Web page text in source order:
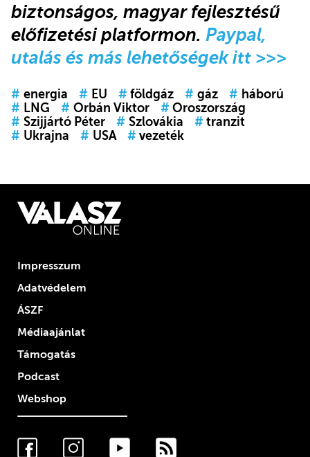
biztonságos, magyar fejlesztésű
előfizetési platformon. Paypal,
utalás és más lehetőségek itt >>>
# energia # EU # földgáz # gáz # háború
# LNG # Orbán Viktor # Oroszország
# Szijjártó Péter # Szlovákia # tranzit
# Ukrajna # USA # vezeték
Impresszum
Adatvédelem
ÁSZF
Médiaajánlat
Támogatás
Podcast
Webshop